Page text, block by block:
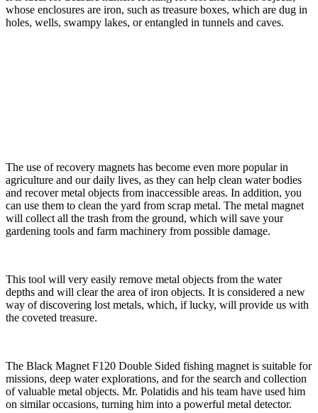
whose enclosures are iron, such as treasure boxes, which are dug in
holes, wells, swampy lakes, or entangled in tunnels and caves.
The use of recovery magnets has become even more popular in
agriculture and our daily lives, as they can help clean water bodies
and recover metal objects from inaccessible areas. In addition, you
can use them to clean the yard from scrap metal. The metal magnet
will collect all the trash from the ground, which will save your
gardening tools and farm machinery from possible damage.
This tool will very easily remove metal objects from the water
depths and will clear the area of iron objects. It is considered a new
way of discovering lost metals, which, if lucky, will provide us with
the coveted treasure.
The Black Magnet F120 Double Sided fishing magnet is suitable for
missions, deep water explorations, and for the search and collection
of valuable metal objects. Mr. Polatidis and his team have used him
on similar occasions, turning him into a powerful metal detector.